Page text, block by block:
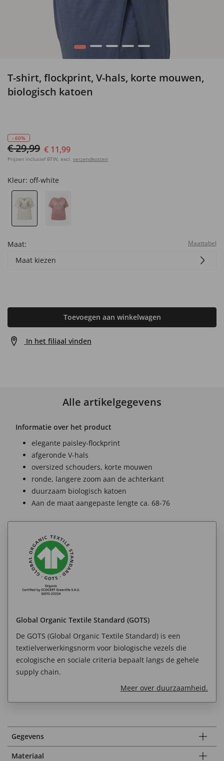
1 2 3 4 5
T-shirt, flockprint, V-hals, korte mouwen,
biologisch katoen
- 60%
€ 29,99 € 11,99
Prijzen inclusief BTW, excl. verzendkosten
Kleur: off-white
Maat: Maattabel
Maat kiezen
Toevoegen aan winkelwagen
In het filiaal vinden
Alle artikelgegevens
Informatie over het product
elegante paisley-flockprint
afgeronde V-hals
oversized schouders, korte mouwen
ronde, langere zoom aan de achterkant
duurzaam biologisch katoen
Aan de maat aangepaste lengte ca. 68-76
Global Organic Textile Standard (GOTS)
De GOTS (Global Organic Textile Standard) is een
textielverwerkingsnorm voor biologische vezels die
ecologische en sociale criteria bepaalt langs de gehele
supply chain.
Meer over duurzaamheid.
Gegevens
Materiaal